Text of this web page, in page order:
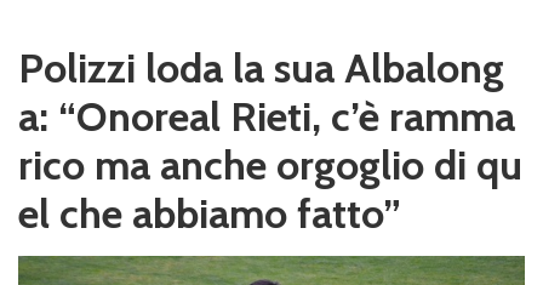
Polizzi loda la sua Albalong
a: “Onoreal Rieti, c’è ramma
rico ma anche orgoglio di qu
el che abbiamo fatto”